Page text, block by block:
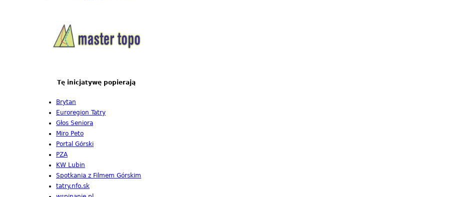
Tę inicjatywę popierają
Brytan
Euroregion Tatry
Głos Seniora
Miro Peto
Portal Górski
PZA
KW Lubin
Spotkania z Filmem Górskim
tatry.nfo.sk